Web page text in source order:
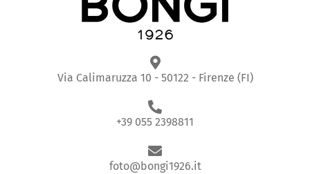
Via Calimaruzza 10 - 50122 - Firenze (FI)
+39 055 2398811
foto@bongi1926.it